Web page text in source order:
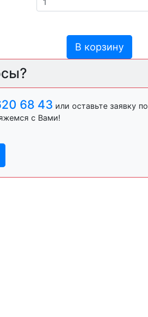
В корзину
68 43 или оставьте заявку по
с Вами!